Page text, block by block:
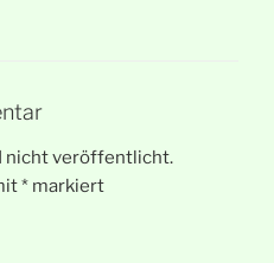
nicht veröffentlicht.
* markiert